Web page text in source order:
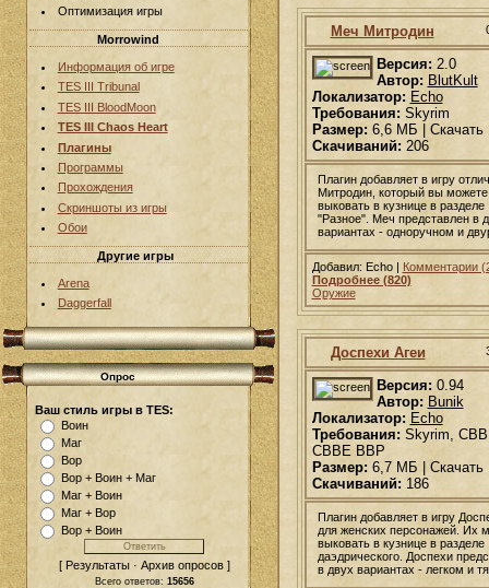
Оптимизация игры
Morrowind
Информация об игре
TES III Tribunal
TES III BloodMoon
TES III Chaos Heart
Плагины
Программы
Прохождения
Скриншоты из игры
Обои
Другие игры
Arena
Daggerfall
Опрос
Ваш стиль игры в TES:
Воин
Маг
Вор
Вор + Воин + Маг
Маг + Воин
Маг + Вор
Вор + Воин
[ Результаты · Архив опросов ]
Всего ответов: 15656
Меч Митродин
Версия:2.0
Автор: BlutKult
Локализатор: Echo
Требования:Skyrim
Размер:6,6 МБ | Скачать
Скачиваний: 206
Плагин добавляет в игру
Митродин, который вы можете
выковать в кузнице в разделе
"Разное". Меч представлен в
вариантах - одноручном и
Добавил: Echo | Комментарии
Подробнее (820)
Оружие
Доспехи Агеи
Версия:0.94
Автор: Bunik
Локализатор: Echo
Требования:Skyrim,
CBBE ВВР
Размер: 6,7 МБ | Скачать
Скачиваний:186
Плагин добавляет в игру
для женских персонажей. Их
выковать в кузнице в разделе
даэдрического. Доспехи
в двух вариантах - легком и